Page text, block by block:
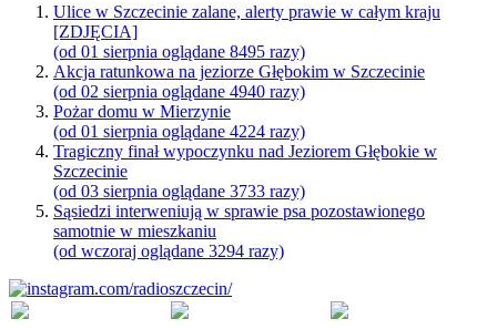
Ulice w Szczecinie zalane, alerty prawie w całym kraju
[ZDJĘCIA]
(od 01 sierpnia oglądane 8495 razy)
Akcja ratunkowa na jeziorze Głębokim w Szczecinie
(od 02 sierpnia oglądane 4940 razy)
Pożar domu w Mierzynie
(od 01 sierpnia oglądane 4224 razy)
Tragiczny finał wypoczynku nad Jeziorem Głębokie w
Szczecinie
(od 03 sierpnia oglądane 3733 razy)
Sąsiedzi interweniują w sprawie psa pozostawionego
samotnie w mieszkaniu
(od wczoraj oglądane 3294 razy)